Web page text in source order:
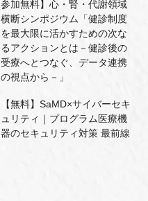
参加無料】心・腎・代謝領域
横断シンポジウム「健診制度
を最大限に活かすための次な
るアクションとは－健診後の
受療へとつなぐ、データ連携
の視点から－」
【無料】SaMD×サイバーセキ
ュリティ｜プログラム医療機
器のセキュリティ対策 最前線